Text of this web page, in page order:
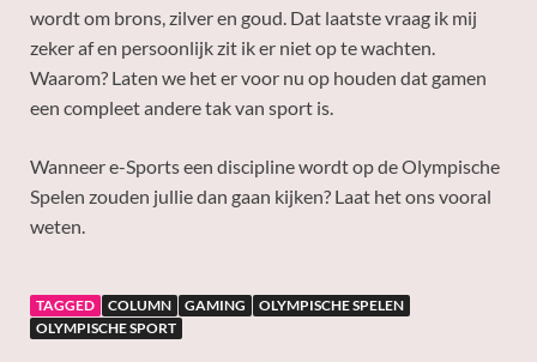
wordt om brons, zilver en goud. Dat laatste vraag ik mij
zeker af en persoonlijk zit ik er niet op te wachten.
Waarom? Laten we het er voor nu op houden dat gamen
een compleet andere tak van sport is.
Wanneer e-Sports een discipline wordt op de Olympische
Spelen zouden jullie dan gaan kijken? Laat het ons vooral
weten.
TAGGED COLUMN GAMING
OLYMPISCHE SPELEN
OLYMPISCHE SPORT